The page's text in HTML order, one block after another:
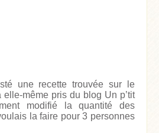
une recette trouvée sur le
elle-même pris du blog Un p’tit
modifié la quantité des
la faire pour 3 personnes